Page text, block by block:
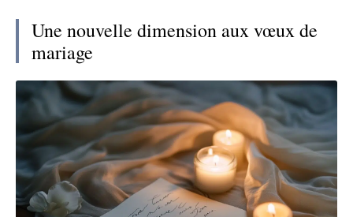
Une nouvelle dimension aux vœux de
mariage